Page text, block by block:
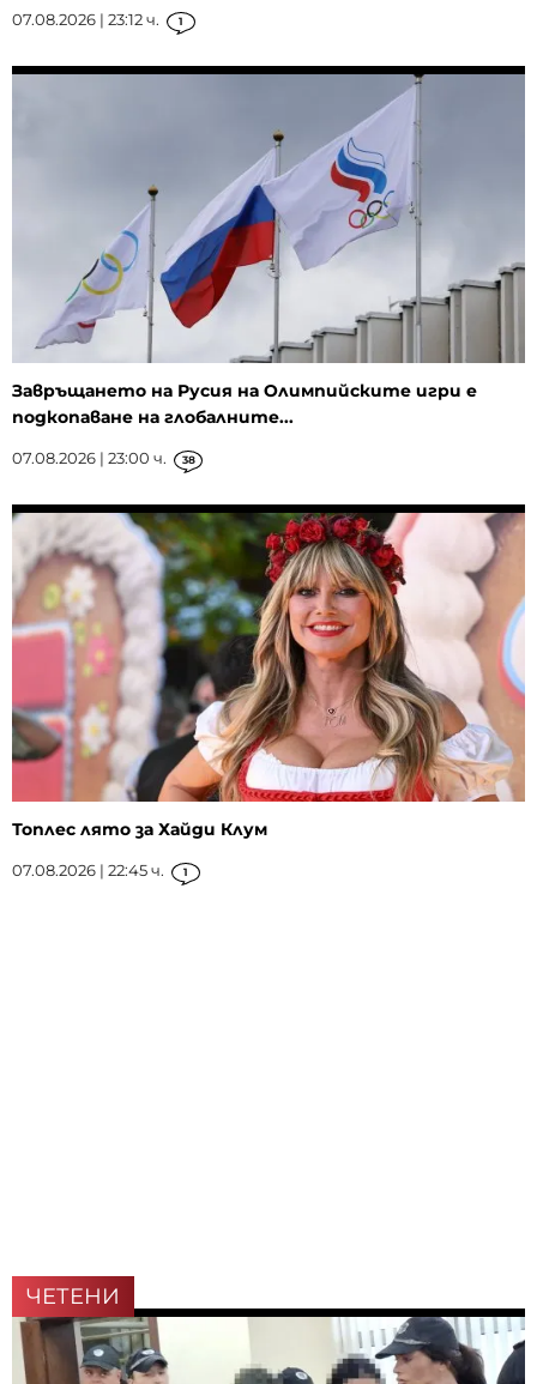
07.08.2026 | 23:12 ч. 1
Завръщането на Русия на Олимпийските игри е
подкопаване на глобалните...
07.08.2026 | 23:00 ч. 38
Топлес лято за Хайди Клум
07.08.2026 | 22:45 ч. 1
ЧЕТЕНИ